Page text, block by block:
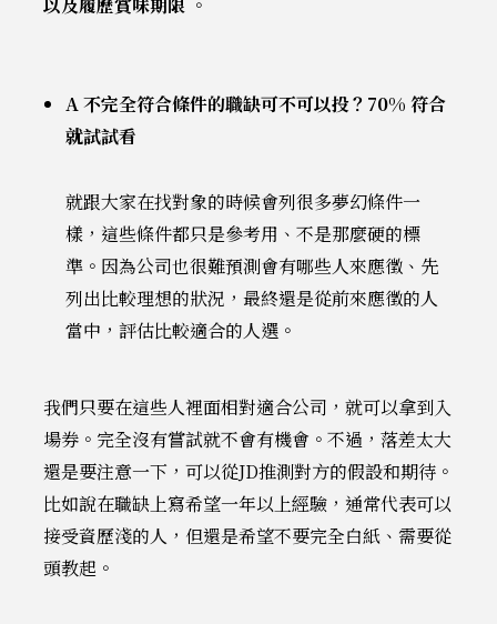
A 不完全符合條件的職缺可不可以投？70% 符合
就試試看
就跟大家在找對象的時候會列很多夢幻條件一
樣，這些條件都只是參考用、不是那麼硬的標
準。因為公司也很難預測會有哪些人來應徵、先
列出比較理想的狀況，最終還是從前來應徵的人
當中，評估比較適合的人選。
我們只要在這些人裡面相對適合公司，就可以拿到入
場券。完全沒有嘗試就不會有機會。不過，落差太大
還是要注意一下，可以從JD推測對方的假設和期待。
比如說在職缺上寫希望一年以上經驗，通常代表可以
接受資歷淺的人，但還是希望不要完全白紙、需要從
頭教起。